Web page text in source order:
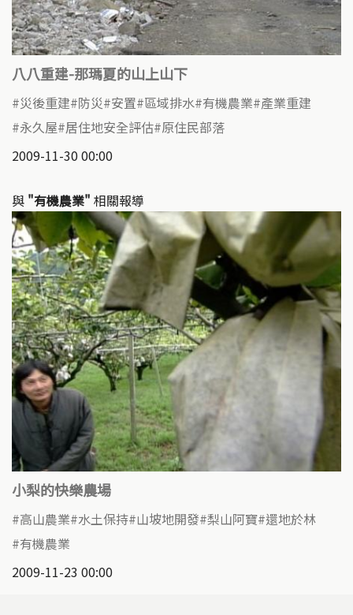
八八重建-那瑪夏的山上山下
災後重建 防災 安置 區域排水 有機農業 產業重建
永久屋 居住地安全評估 原住民部落
2009-11-30 00:00
與 "有機農業" 相關報導
小梨的快樂農場
高山農業 水土保持 山坡地開發 梨山阿寶 還地於林
有機農業
2009-11-23 00:00